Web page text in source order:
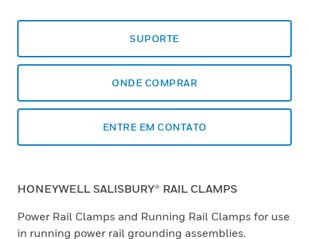
SUPORTE
ONDE COMPRAR
ENTRE EM CONTATO
HONEYWELL SALISBURY® RAIL CLAMPS
Power Rail Clamps and Running Rail Clamps for use
in running power rail grounding assemblies.